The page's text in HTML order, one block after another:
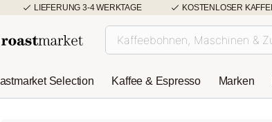
LIEFERUNG 3-4 WERKTAGE KOSTENLOSER
Selection Kaffee & Espresso Marken